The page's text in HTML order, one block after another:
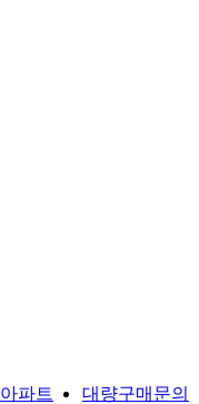
아파트
대량구매문의